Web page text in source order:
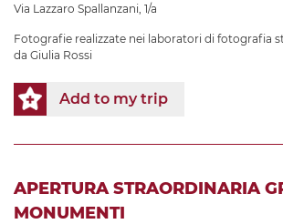
Via Lazzaro Spallanzani, 1/a
Fotografie realizzate nei laboratori di fotografia
da Giulia Rossi
Add to my trip
APERTURA STRAORDINARIA
MONUMENTI